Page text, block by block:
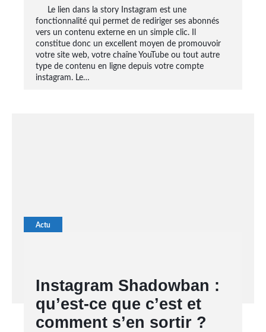
Le lien dans la story Instagram est une
fonctionnalité qui permet de rediriger ses abonnés
vers un contenu externe en un simple clic. Il
constitue donc un excellent moyen de promouvoir
votre site web, votre chaîne YouTube ou tout autre
type de contenu en ligne depuis votre compte
instagram. Le…
Actu
Instagram Shadowban :
qu’est-ce que c’est et
comment s’en sortir ?